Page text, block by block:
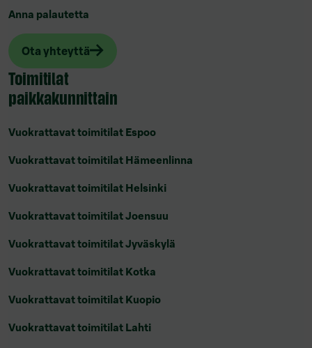
Anna palautetta
Ota yhteyttä
Toimitilat
paikkakunnittain
Vuokrattavat toimitilat Espoo
Vuokrattavat toimitilat Hämeenlinna
Vuokrattavat toimitilat Helsinki
Vuokrattavat toimitilat Joensuu
Vuokrattavat toimitilat Jyväskylä
Vuokrattavat toimitilat Kotka
Vuokrattavat toimitilat Kuopio
Vuokrattavat toimitilat Lahti